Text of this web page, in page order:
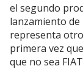
el segundo
lanzamiento de
representa
primera vez
que no sea